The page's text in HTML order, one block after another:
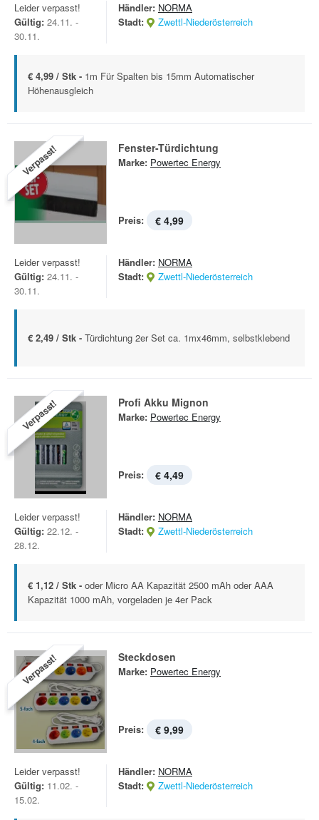
Leider verpasst!
Gültig: 24.11. -
30.11.
Händler: NORMA
Stadt:
Zwettl-Niederösterreich
€ 4,99 / Stk - 1m Für Spalten bis 15mm Automatischer
Höhenausgleich
Verpasst! Fenster-Türdichtung
Marke: Powertec Energy
Preis: € 4,99
Leider verpasst!
Gültig: 24.11. -
30.11.
Händler: NORMA
Stadt:
Zwettl-Niederösterreich
€ 2,49 / Stk - Türdichtung 2er Set ca. 1mx46mm, selbstklebend
Verpasst! Profi Akku Mignon
Marke: Powertec Energy
Preis: € 4,49
Leider verpasst!
Gültig: 22.12. -
28.12.
Händler: NORMA
Stadt:
Zwettl-Niederösterreich
€ 1,12 / Stk - oder Micro AA Kapazität 2500 mAh oder AAA
Kapazität 1000 mAh, vorgeladen je 4er Pack
Verpasst! Steckdosen
Marke: Powertec Energy
Preis: € 9,99
Leider verpasst!
Gültig: 11.02. -
15.02.
Händler: NORMA
Stadt:
Zwettl-Niederösterreich